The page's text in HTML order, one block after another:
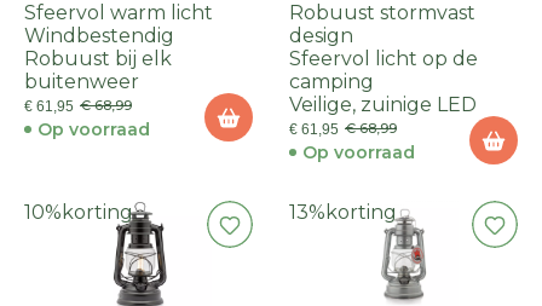
Sfeervol warm licht
Windbestendig
Robuust bij elk
buitenweer
€ 61,95 € 68,99
Op voorraad
Robuust stormvast
design
Sfeervol licht op de
camping
Veilige, zuinige LED
€ 61,95 € 68,99
Op voorraad
10% korting 13% korting